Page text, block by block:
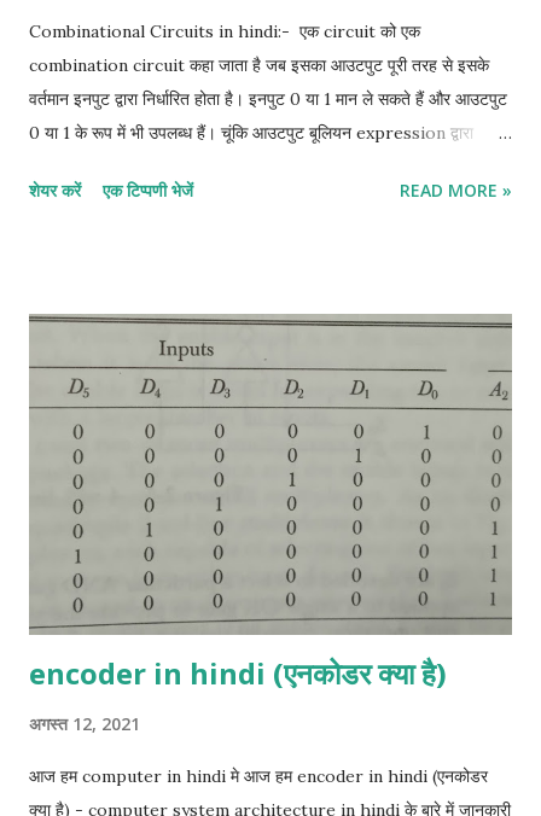
Combinational Circuits in hindi:- एक circuit को एक
combination circuit कहा जाता है जब इसका आउटपुट पूरी तरह से इसके
वर्तमान इनपुट द्वारा निर्धारित होता है। इनपुट 0 या 1 मान ले सकते हैं और आउटपुट
0 या 1 के रूप में भी उपलब्ध हैं। चूंकि आउटपुट बूलियन expression द्वारा
circuit से जुड़ी होती है। इसके विपरीत, truth table से एक संयोजन सर्किट के
combinations और semi-additive के उनके संबंधित आउटपुट दिखाती है।
X और Y इनपुट को दर्शाते हैं और C और S CARRY और SUM को दर्शाते हैं।
More details click her Full- Adder in hindi:- Full- Adder तीन
बाइनरी बिट्स को जोड़ने के लिए एक लॉजिक सर्किट है। इसके आउटपुट SUM
और CARRY हैं। निम्नलिखित सत्य तालिका में X, Y, Z इनपुट हैं और C और S
CARRY और SUM हैं। More details click her Half-Subtractor
in hi...
शेयर करें एक टिप्पणी भेजें READ MORE »
encoder in hindi (एनकोडर क्या है)
अगस्त 12, 2021
आज हम computer in hindi मे आज हम encoder in hindi (एनकोडर
क्या है) - computer system architecture in hindi के बारे में जानकारी